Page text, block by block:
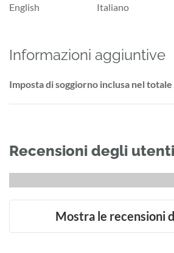
English Italiano
Informazioni aggiuntive
Imposta di soggiorno inclusa nel totale
Recensioni degli utenti
Mostra le recensioni